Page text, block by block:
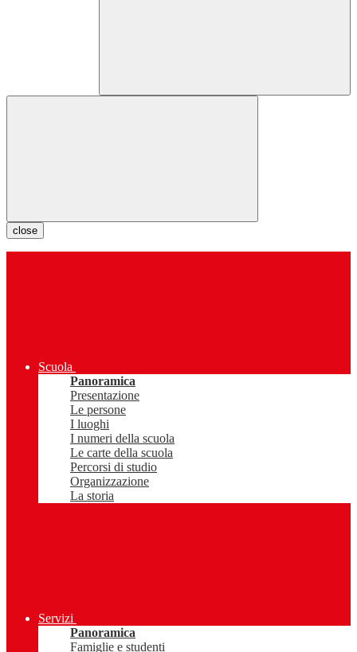
close
Scuola
Panoramica
Presentazione
Le persone
I luoghi
I numeri della scuola
Le carte della scuola
Percorsi di studio
Organizzazione
La storia
Servizi
Panoramica
Famiglie e studenti